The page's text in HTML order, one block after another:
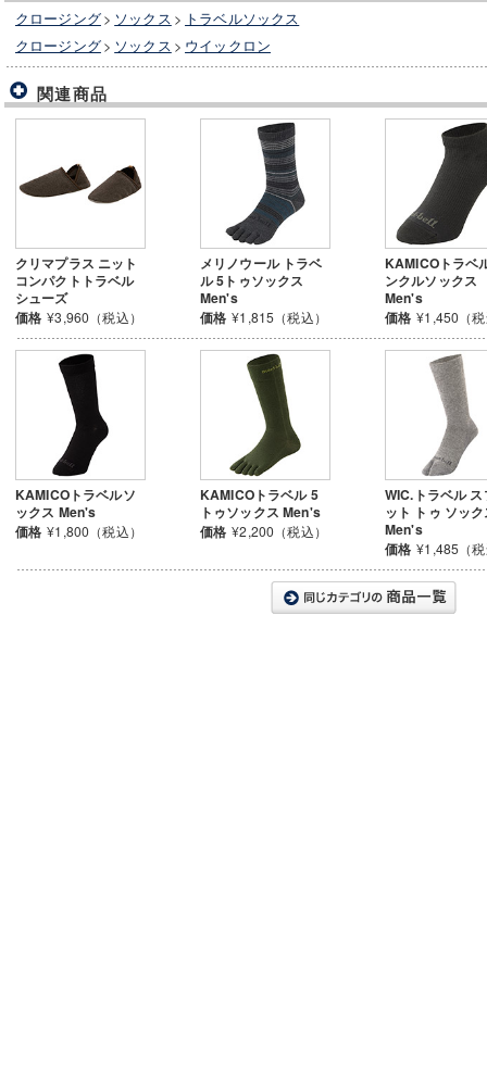
クロージング> ソックス > トラベルソックス
クロージング> ソックス > ウイックロン
関連商品
クリマプラス ニット
コンパクトトラベル
シューズ
価格 ¥3,960（税込）
メリノウール トラベ
ル 5トゥソックス
Men's
価格 ¥1,815（税込）
KAMICOトラベ
ンクルソックス
Men's
価格 ¥1,450（
KAMICOトラベルソ
ックス Men's
価格 ¥1,800（税込）
KAMICOトラベル 5
トゥソックス Men's
価格 ¥2,200（税込）
WIC.トラベル ス
ット トゥ ソッ
Men's
価格 ¥1,485（